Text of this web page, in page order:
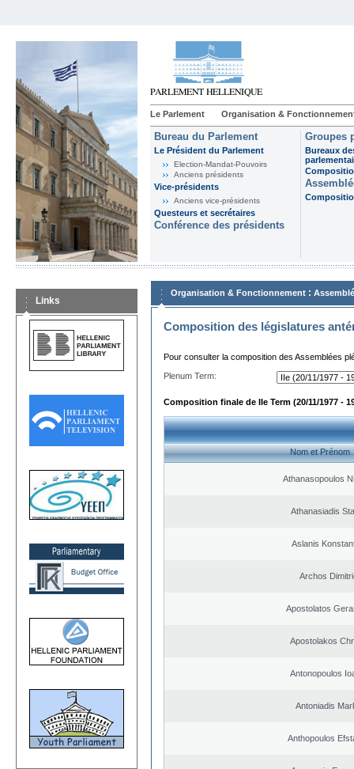
Le Parlement Organisation &
Bureau du Parlement
Le Président du Parlement
Election-Mandat-Pouvoirs
Anciens présidents
Vice-présidents
Anciens vice-présidents
Questeurs et secrétaires
Conférence des présidents
Groupes
Bureaux
Links
Organisation & Fonctionnement :
Composition des législatures
Pour consulter la composition des Assemblées
Plenum Term:
Composition finale de IIe Term (20/11/1977 -
Nom et Prénom
Athanasopoulos
Athanasiadis
Aslanis
Archos
Apostolatos
Apostolakos
Antonopoulos
Antoniadis
Anthopoulos